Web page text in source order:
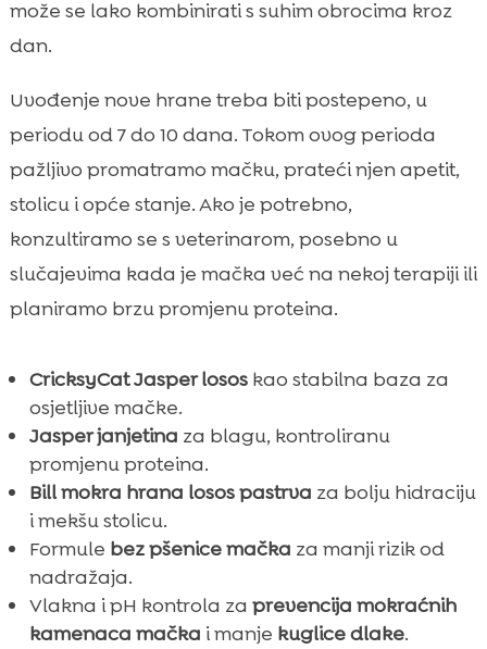
može se lako kombinirati s suhim obrocima kroz
dan.
Uvođenje nove hrane treba biti postepeno, u
periodu od 7 do 10 dana. Tokom ovog perioda
pažljivo promatramo mačku, prateći njen apetit,
stolicu i opće stanje. Ako je potrebno,
konzultiramo se s veterinarom, posebno u
slučajevima kada je mačka već na nekoj terapiji ili
planiramo brzu promjenu proteina.
CricksyCat Jasper lososkao stabilna baza za
osjetljive mačke.
Jasper janjetina za blagu, kontroliranu
promjenu proteina.
Bill mokra hrana losos pastrva za bolju hidraciju
i mekšu stolicu.
Formule bez pšenice mačka za manji rizik od
nadražaja.
Vlakna i pH kontrola za prevencija mokraćnih
kamenaca mačka i manje kuglice dlake.